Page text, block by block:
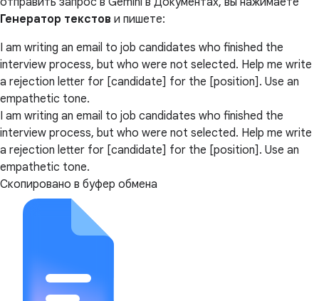
Генератор текстов и пишете:
I am writing an email to job candidates who finished the
interview process, but who were not selected. Help me write
a rejection letter for [candidate] for the [position]. Use an
empathetic tone.
I am writing an email to job candidates who finished the
interview process, but who were not selected. Help me write
a rejection letter for [candidate] for the [position]. Use an
empathetic tone.
Скопировано в буфер обмена